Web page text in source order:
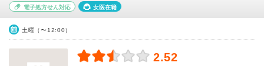
電子処方せん対応 女医在籍
土曜（〜12:00）
2.52